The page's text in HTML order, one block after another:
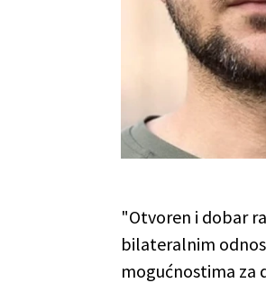
"Otvoren i dobar
bilateralnim
mogućnostima za